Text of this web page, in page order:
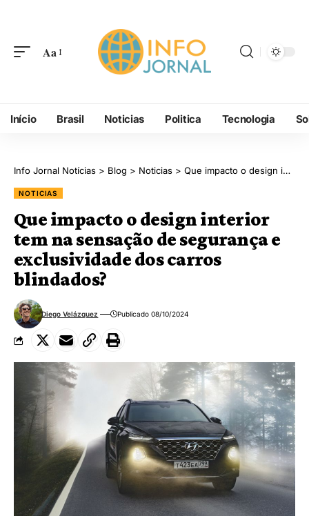
Aa
Início Brasil Noticias Politica Tecnologia
Info Jornal Notícias > Blog > Noticias > Que impacto o design interior tem na sensação de segurança e exclusividade dos carros blindados?
NOTICIAS
Que impacto o design interior
tem na sensação de segurança e
exclusividade dos carros
blindados?
Diego Velázquez Publicado 08/10/2024